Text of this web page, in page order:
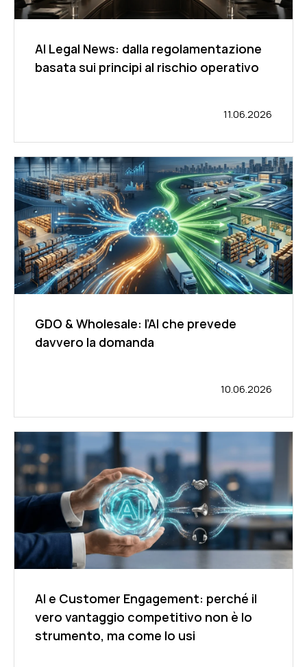
AI Legal News: dalla regolamentazione
basata sui principi al rischio operativo
11.06.2026
GDO & Wholesale: l’AI che prevede
davvero la domanda
10.06.2026
AI e Customer Engagement: perché il
vero vantaggio competitivo non è lo
strumento, ma come lo usi